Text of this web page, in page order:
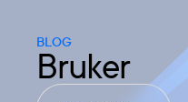
BLOG
Bruker